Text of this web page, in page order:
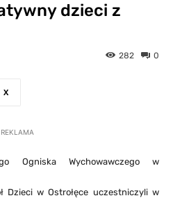
dzieci z
0
282
X
REKLAMA
Ogniska Wychowawczego w
Dzieci w Ostrołęce uczestniczyli w